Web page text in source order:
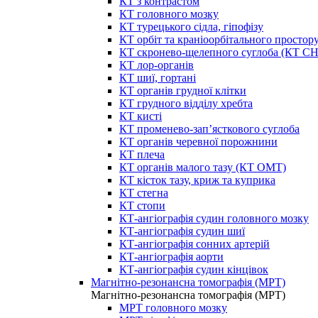
КТ головного мозку
КТ турецького сідла, гіпофізу
КТ орбіт та краніоорбітального
КТ скронево-щелепного суглоба (КТ
КТ лор-органів
КТ шиї, гортані
КТ органів грудної клітки
КТ грудного відділу хребта
КТ кисті
КТ променево-зап’ясткового суглоба
КТ органів черевної порожнини
КТ плеча
КТ органів малого тазу (КТ ОМТ)
КТ кісток тазу, криж та куприка
КТ стегна
КТ стопи
КТ-ангіографія судин головного мозку
КТ-ангіографія судин шиї
КТ-ангіографія сонних артерій
КТ-ангіографія аорти
КТ-ангіографія судин кінцівок
Магнітно-резонансна томографія (МРТ)
Магнітно-резонансна томографія (МРТ)
МРТ головного мозку